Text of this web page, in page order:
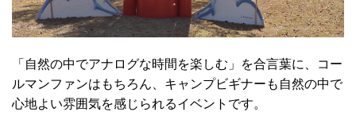
「自然の中でアナログな時間を楽しむ」を合言葉に、コー
ルマンファンはもちろん、キャンプビギナーも自然の中で
心地よい雰囲気を感じられるイベントです。